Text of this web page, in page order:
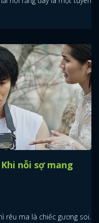
nỗi sợ mang
rêu ma là chiếc gương soi.